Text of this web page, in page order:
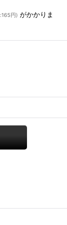
:165円 ) がかかりま